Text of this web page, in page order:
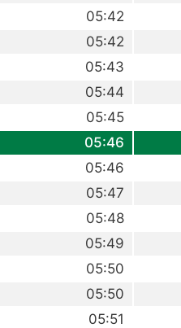
05:42
05:42
05:43
05:44
05:45
05:46
05:46
05:47
05:48
05:49
05:50
05:50
05:51